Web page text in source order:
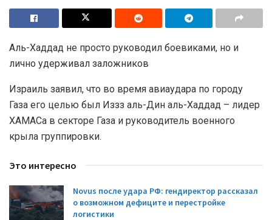
Аль-Хаддад не просто руководил боевиками, но и
лично удерживал заложников
Израиль заявил, что во время авиаудара по городу
Газа его целью был Иззз аль-Дин аль-Хаддад – лидер
ХАМАСа в секторе Газа и руководитель военного
крыла группировки.
Это интересно
Novus после удара РФ: гендиректор рассказал
о возможном дефиците и перестройке
логистики